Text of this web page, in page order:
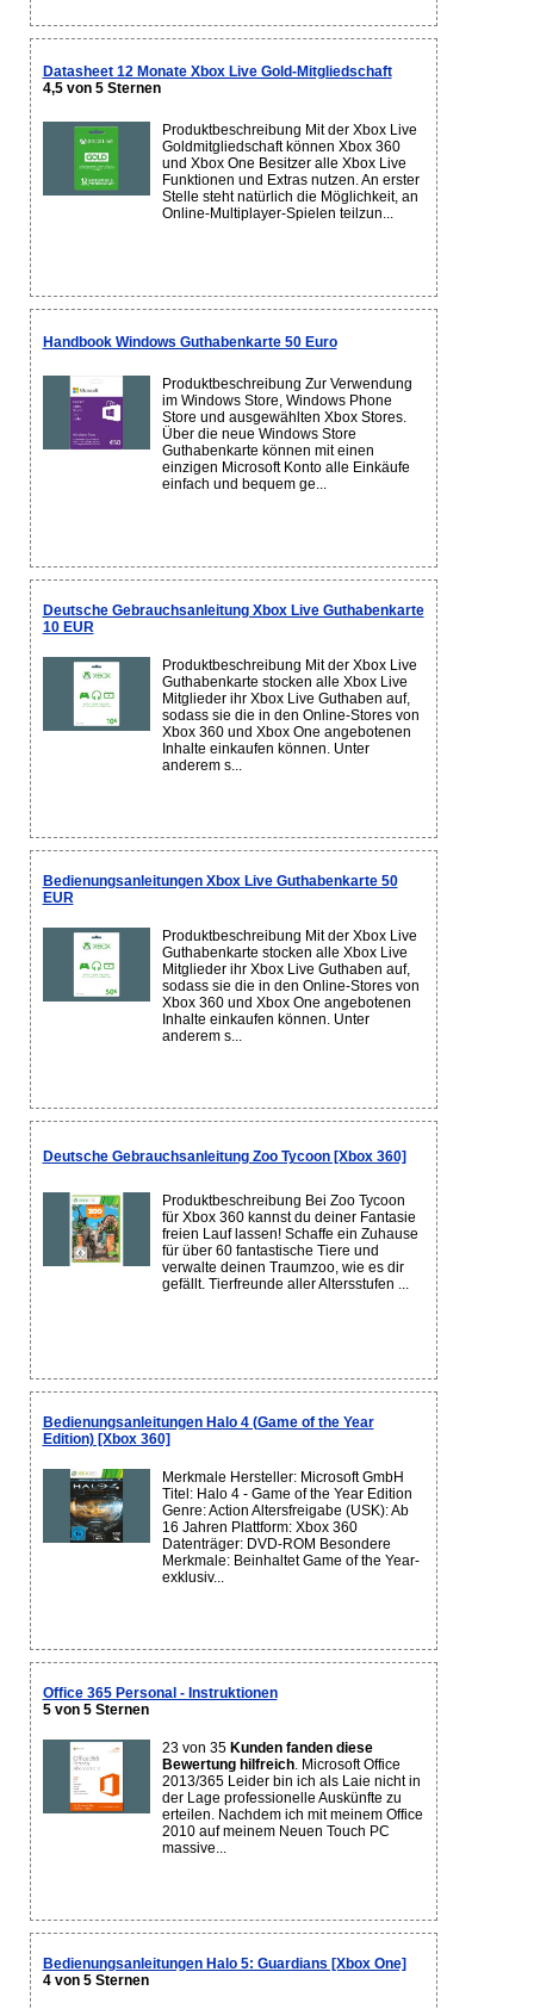
Datasheet 12 Monate Xbox Live Gold-Mitgliedschaft
4,5 von 5 Sternen
Produktbeschreibung Mit der Xbox Live
Goldmitgliedschaft können Xbox 360
und Xbox One Besitzer alle Xbox Live
Funktionen und Extras nutzen. An erster
Stelle steht natürlich die Möglichkeit, an
Online-Multiplayer-Spielen teilzun...
Handbook Windows Guthabenkarte 50 Euro
Produktbeschreibung Zur Verwendung
im Windows Store, Windows Phone
Store und ausgewählten Xbox Stores.
Über die neue Windows Store
Guthabenkarte können mit einen
einzigen Microsoft Konto alle Einkäufe
einfach und bequem ge...
Deutsche Gebrauchsanleitung Xbox Live Guthabenkarte
10 EUR
Produktbeschreibung Mit der Xbox Live
Guthabenkarte stocken alle Xbox Live
Mitglieder ihr Xbox Live Guthaben auf,
sodass sie die in den Online-Stores von
Xbox 360 und Xbox One angebotenen
Inhalte einkaufen können. Unter
anderem s...
Bedienungsanleitungen Xbox Live Guthabenkarte 50
EUR
Produktbeschreibung Mit der Xbox Live
Guthabenkarte stocken alle Xbox Live
Mitglieder ihr Xbox Live Guthaben auf,
sodass sie die in den Online-Stores von
Xbox 360 und Xbox One angebotenen
Inhalte einkaufen können. Unter
anderem s...
Deutsche Gebrauchsanleitung Zoo Tycoon [Xbox 360]
Produktbeschreibung Bei Zoo Tycoon
für Xbox 360 kannst du deiner Fantasie
freien Lauf lassen! Schaffe ein Zuhause
für über 60 fantastische Tiere und
verwalte deinen Traumzoo, wie es dir
gefällt. Tierfreunde aller Altersstufen ...
Bedienungsanleitungen Halo 4 (Game of the Year
Edition) [Xbox 360]
Merkmale Hersteller: Microsoft GmbH
Titel: Halo 4 - Game of the Year Edition
Genre: Action Altersfreigabe (USK): Ab
16 Jahren Plattform: Xbox 360
Datenträger: DVD-ROM Besondere
Merkmale: Beinhaltet Game of the Year-
exklusiv...
Office 365 Personal - Instruktionen
5 von 5 Sternen
23 von 35 Kunden fanden diese
Bewertung hilfreich. Microsoft Office
2013/365 Leider bin ich als Laie nicht in
der Lage professionelle Auskünfte zu
erteilen. Nachdem ich mit meinem Office
2010 auf meinem Neuen Touch PC
massive...
Bedienungsanleitungen Halo 5: Guardians [Xbox One]
4 von 5 Sternen